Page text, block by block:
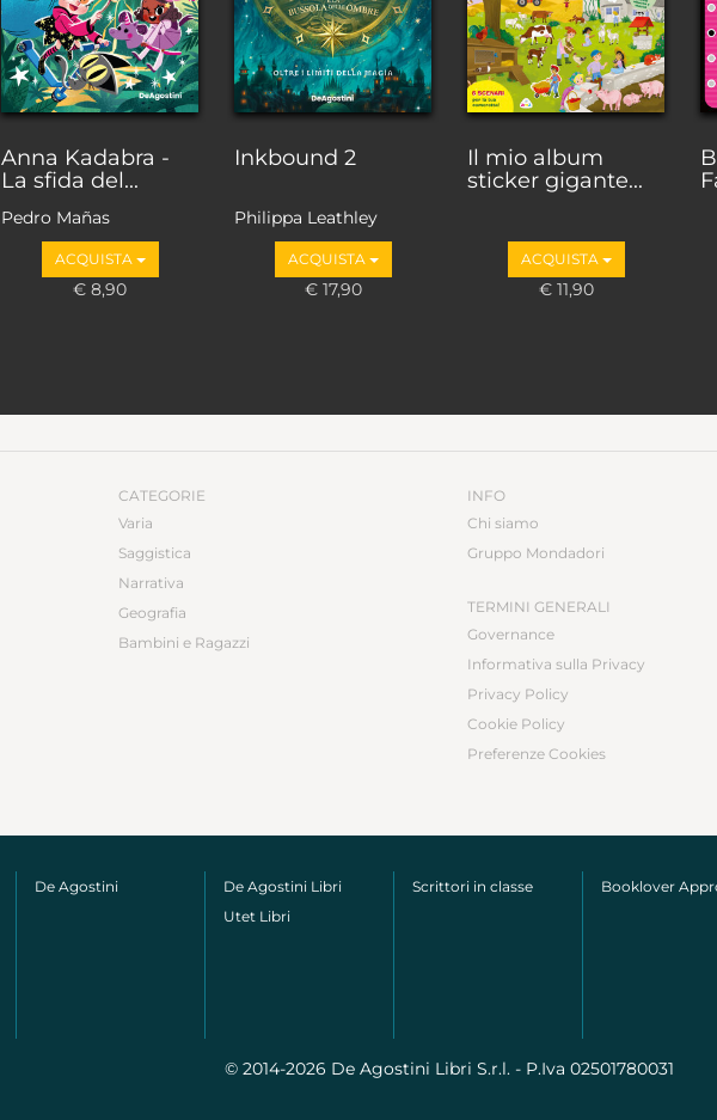
Anna Kadabra -
La sfida del...
Pedro Mañas
ACQUISTA
€ 8,90
Inkbound 2
Philippa Leathley
ACQUISTA
€ 17,90
Il mio album
sticker gigante...
ACQUISTA
€ 11,90
CATEGORIE
Varia
Saggistica
Narrativa
Geografia
Bambini e Ragazzi
INFO
Chi siamo
Gruppo Mondadori
TERMINI GENERALI
Governance
Informativa sulla Privacy
Privacy Policy
Cookie Policy
Preferenze Cookies
De Agostini
De Agostini Libri
Utet Libri
Scrittori in classe Booklover
© 2014-2026 De Agostini Libri S.r.l. - P.Iva 02501780031